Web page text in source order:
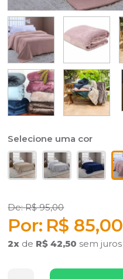
R$ 95,00
R$ 85,00
2x de R$ 42,50 sem juros